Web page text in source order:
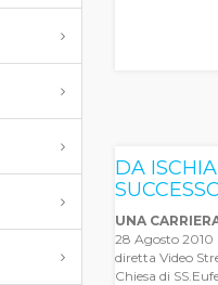
DA
UNA
28 Agosto 2010
diretta Video
Chiesa di